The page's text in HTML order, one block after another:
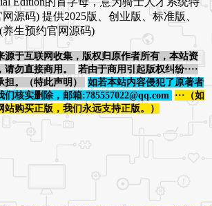
源码) 提供2025版、创业版、标准版、
生预约官网源码)
源于互联网收集，版权归原作者所有，本站资
勿直接商用。
若由于商用引起版权纠纷····
担。（特此声明）
如若本站内容侵犯了原著者
核实删除，邮箱:785557022@qq.com
···（如
购买正版，我们永远支持正版。）